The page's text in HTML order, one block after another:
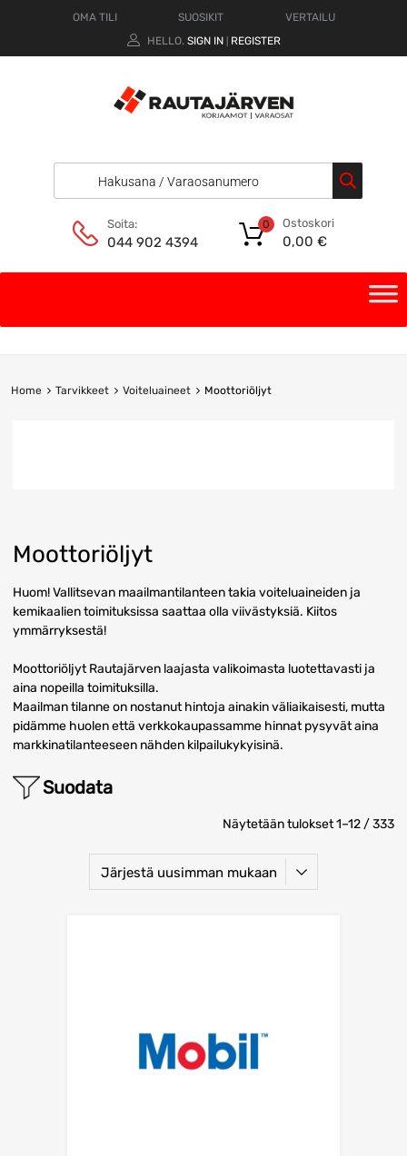
OMA TILI SUOSIKIT
VERTAILU
HELLO. SIGN IN REGISTER
Soita:
044 902 4394
Ostoskori
0,00 €
0
Home Tarvikkeet Voiteluaineet Moottoriöljyt
Moottoriöljyt
Huom! Vallitsevan maailmantilanteen takia voiteluaineiden ja
kemikaalien toimituksissa saattaa olla viivästyksiä. Kiitos
ymmärryksestä!
Moottoriöljyt Rautajärven laajasta valikoimasta luotettavasti ja
aina nopeilla toimituksilla.
Maailman tilanne on nostanut hintoja ainakin väliaikaisesti, mutta
pidämme huolen että verkkokaupassamme hinnat pysyvät aina
markkinatilanteeseen nähden kilpailukykyisinä.
Suodata
Näytetään tulokset 1–12 / 333